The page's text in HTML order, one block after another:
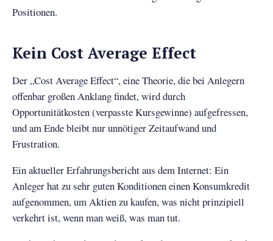
Positionen.
Kein Cost Average Effect
Der „Cost Average Effect“, eine Theorie, die bei Anlegern
offenbar großen Anklang findet, wird durch
Opportunitätkosten (verpasste Kursgewinne) aufgefressen,
und am Ende bleibt nur unnötiger Zeitaufwand und
Frustration.
Ein aktueller Erfahrungsbericht aus dem Internet: Ein
Anleger hat zu sehr guten Konditionen einen Konsumkredit
aufgenommen, um Aktien zu kaufen, was nicht prinzipiell
verkehrt ist, wenn man weiß, was man tut.